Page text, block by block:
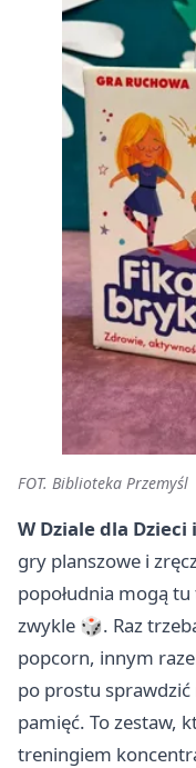
FOT. Biblioteka Przemyśl
W Dziale dla Dzieci
gry planszowe i
popołudnia mogą
zwykle 🎲. Raz
popcorn, innym
po prostu
pamięć. To zestaw,
treningiem